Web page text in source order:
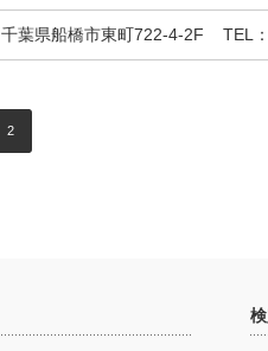
千葉県船橋市東町722-4-2F TEL
2